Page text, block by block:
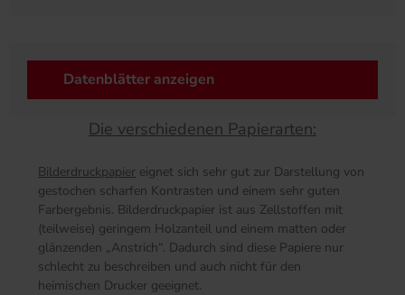
Datenblätter anzeigen
Die verschiedenen Papierarten:
Bilderdruckpapier eignet sich sehr gut zur Darstellung von
gestochen scharfen Kontrasten und einem sehr guten
Farbergebnis. Bilderdruckpapier ist aus Zellstoffen mit
(teilweise) geringem Holzanteil und einem matten oder
glänzenden „Anstrich“. Dadurch sind diese Papiere nur
schlecht zu beschreiben und auch nicht für den
heimischen Drucker geeignet.